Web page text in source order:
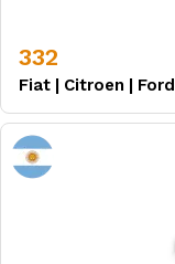
332
Fiat | Citroen | Ford